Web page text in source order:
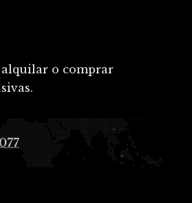
o comprar